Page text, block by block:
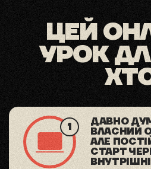
ЦЕЙ
УРОК
ДАВНО
ВЛАСНИЙ
АЛЕ
СТАРТ